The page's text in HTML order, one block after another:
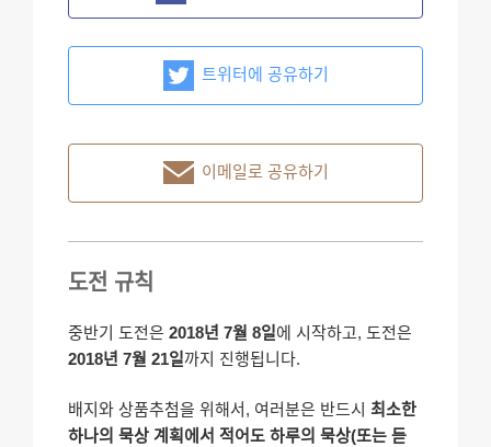
트위터에 공유하기
이메일로 공유하기
도전 규칙
중반기 도전은 2018년 7월 8일에 시작하고, 도전은
2018년 7월 21일까지 진행됩니다.
배지와 상품추첨을 위해서, 여러분은 반드시 최소한
하나의 묵상 계획에서 적어도 하루의 묵상(또는 듣